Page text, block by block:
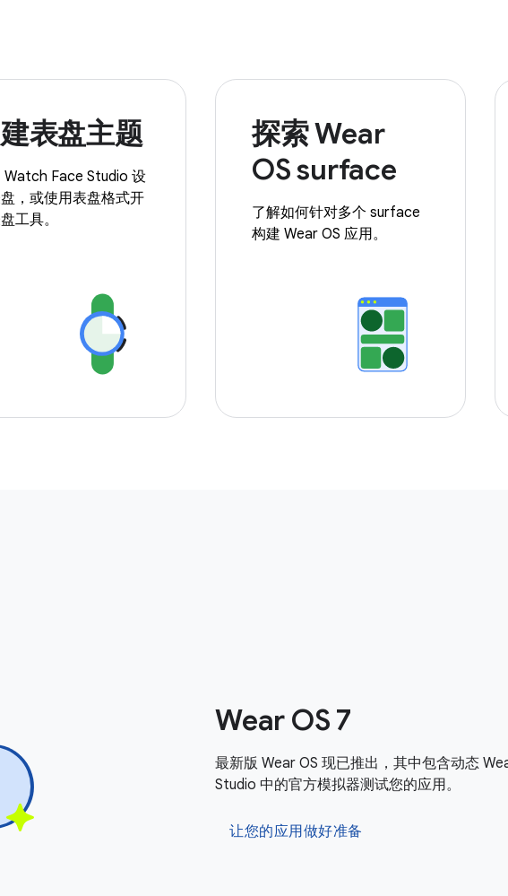
表盘主题
Watch Face Studio 设
，或使用表盘格式开
工具。
探索 Wear
OS surface
了解如何针对多个 surface
构建 Wear OS 应用。
Wear OS 7
最新版 Wear OS 现已推出，其中包含动态
Studio 中的官方模拟器测试您的应用。
让您的应用做好准备